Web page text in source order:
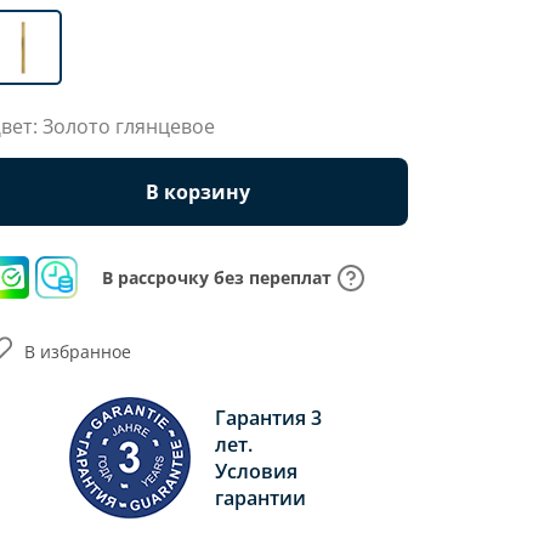
Золото глянцевое
В корзину
В рассрочку без переплат
Гарантия 3
лет.
Условия
гарантии
В избранное